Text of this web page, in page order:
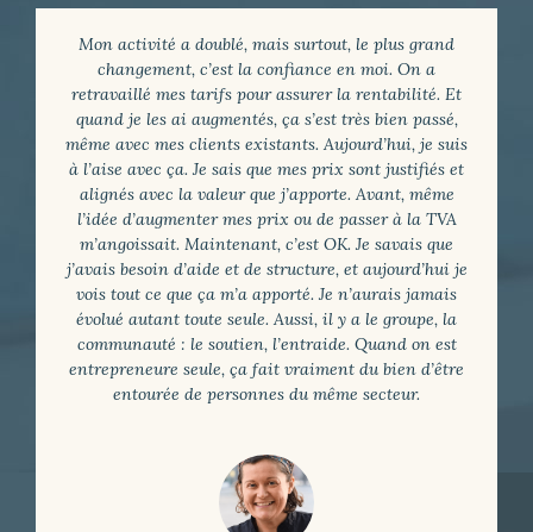
Mon activité a doublé, mais surtout, le plus grand
changement, c’est la confiance en moi. On a
retravaillé mes tarifs pour assurer la rentabilité. Et
quand je les ai augmentés, ça s’est très bien passé,
même avec mes clients existants. Aujourd’hui, je suis
à l’aise avec ça. Je sais que mes prix sont justifiés et
alignés avec la valeur que j’apporte. Avant, même
l’idée d’augmenter mes prix ou de passer à la TVA
m’angoissait. Maintenant, c’est OK. Je savais que
j’avais besoin d’aide et de structure, et aujourd’hui je
vois tout ce que ça m’a apporté. Je n’aurais jamais
évolué autant toute seule. Aussi, il y a le groupe, la
communauté : le soutien, l’entraide. Quand on est
entrepreneure seule, ça fait vraiment du bien d’être
entourée de personnes du même secteur.